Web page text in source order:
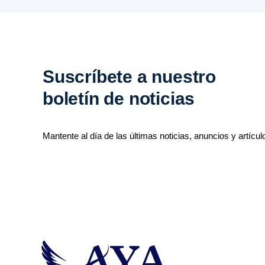
Suscríbete a nuestro
boletín de noticias
Mantente al día de las últimas noticias, anuncios y